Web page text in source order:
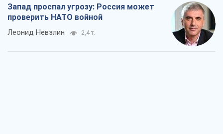
Запад проспал угрозу: Россия может
проверить НАТО войной
Леонид Невзлин 2,4 т.